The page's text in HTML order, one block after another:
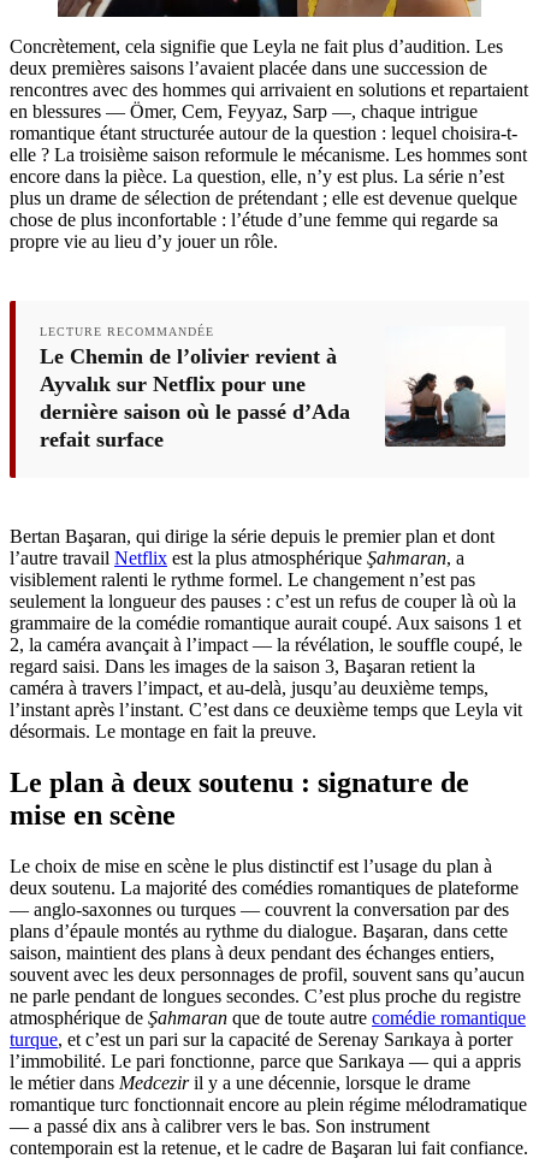
Concrètement, cela signifie que Leyla ne fait plus d’audition. Les
deux premières saisons l’avaient placée dans une succession de
rencontres avec des hommes qui arrivaient en solutions et repartaient
en blessures — Ömer, Cem, Feyyaz, Sarp —, chaque intrigue
romantique étant structurée autour de la question : lequel choisira-t-
elle ? La troisième saison reformule le mécanisme. Les hommes sont
encore dans la pièce. La question, elle, n’y est plus. La série n’est
plus un drame de sélection de prétendant ; elle est devenue quelque
chose de plus inconfortable : l’étude d’une femme qui regarde sa
propre vie au lieu d’y jouer un rôle.
LECTURE RECOMMANDÉE
Le Chemin de l’olivier revient à
Ayvalık sur Netflix pour une
dernière saison où le passé d’Ada
refait surface
Bertan Başaran, qui dirige la série depuis le premier plan et dont
l’autre travail Netflix est la plus atmosphérique Şahmaran, a
visiblement ralenti le rythme formel. Le changement n’est pas
seulement la longueur des pauses : c’est un refus de couper là où la
grammaire de la comédie romantique aurait coupé. Aux saisons 1 et
2, la caméra avançait à l’impact — la révélation, le souffle coupé, le
regard saisi. Dans les images de la saison 3, Başaran retient la
caméra à travers l’impact, et au-delà, jusqu’au deuxième temps,
l’instant après l’instant. C’est dans ce deuxième temps que Leyla vit
désormais. Le montage en fait la preuve.
Le plan à deux soutenu : signature de
mise en scène
Le choix de mise en scène le plus distinctif est l’usage du plan à
deux soutenu. La majorité des comédies romantiques de plateforme
— anglo-saxonnes ou turques — couvrent la conversation par des
plans d’épaule montés au rythme du dialogue. Başaran, dans cette
saison, maintient des plans à deux pendant des échanges entiers,
souvent avec les deux personnages de profil, souvent sans qu’aucun
ne parle pendant de longues secondes. C’est plus proche du registre
atmosphérique de Şahmaran que de toute autre comédie romantique
turque, et c’est un pari sur la capacité de Serenay Sarıkaya à porter
l’immobilité. Le pari fonctionne, parce que Sarıkaya — qui a appris
le métier dans Medceziril y a une décennie, lorsque le drame
romantique turc fonctionnait encore au plein régime mélodramatique
— a passé dix ans à calibrer vers le bas. Son instrument
contemporain est la retenue, et le cadre de Başaran lui fait confiance.